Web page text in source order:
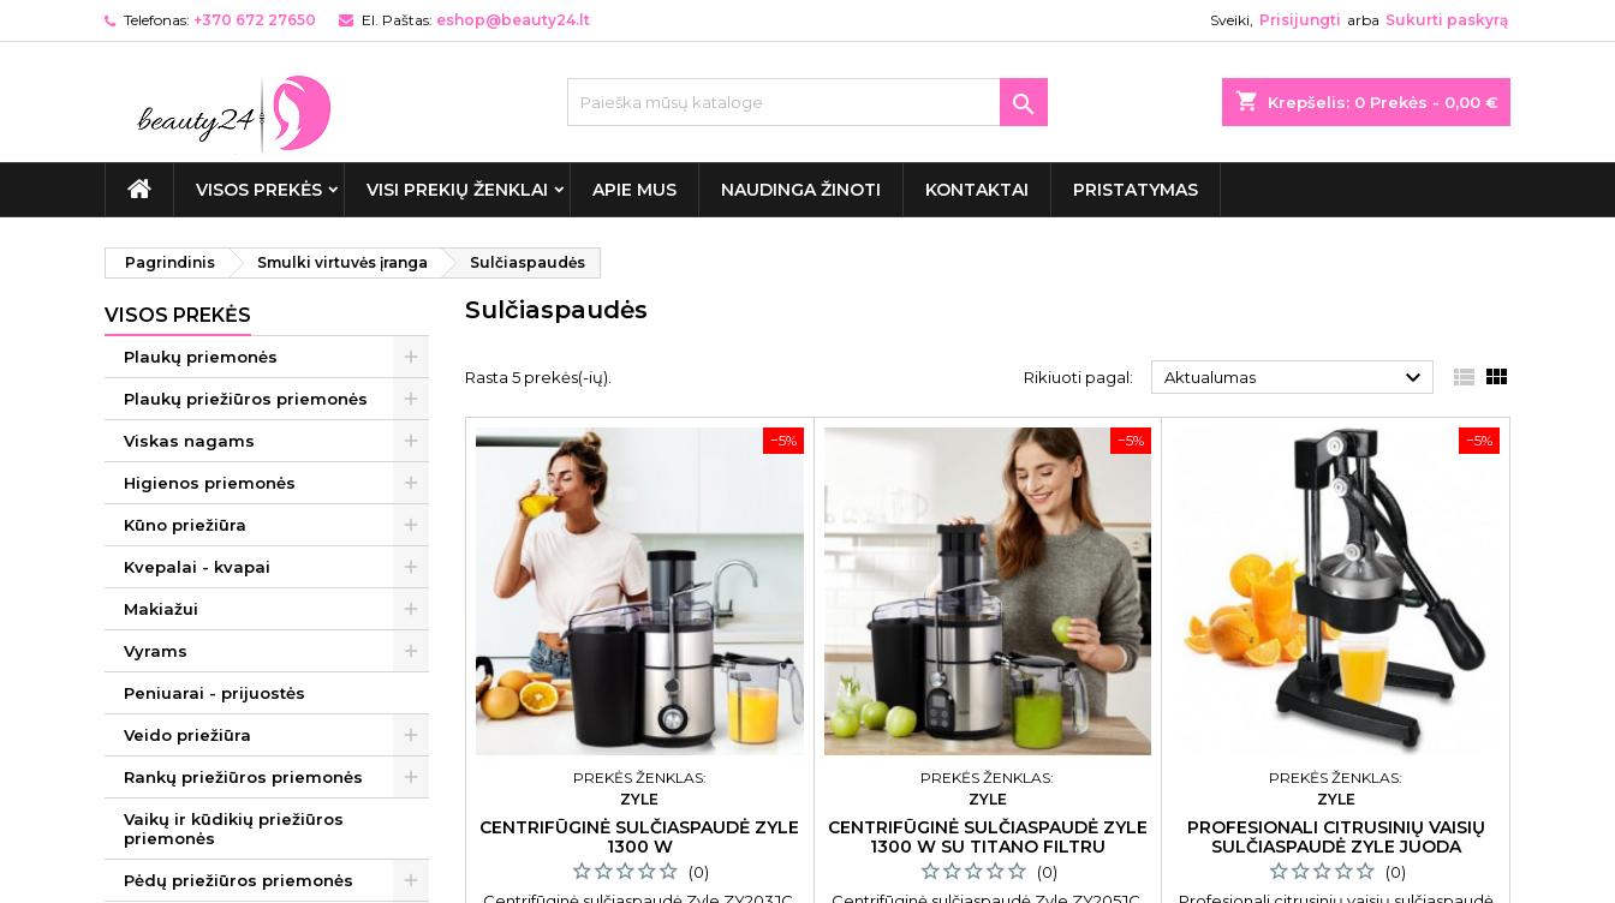
Telefonas: +370 672 27650 El. Paštas: eshop@beauty24.lt Sveiki, Prisijungti arba Sukurti paskyrą
shopping_cart Krepšelis: 0 Prekės - 0,00 €

VISOS PREKĖS VISI PREKIŲ ŽENKLAI APIE MUS NAUDINGA ŽINOTI KONTAKTAI PRISTATYMAS
Pagrindinis Smulki virtuvės įranga Sulčiaspaudės
VISOS PREKĖS
Plaukų priemonės
Plaukų priežiūros priemonės
Viskas nagams
Higienos priemonės
Kūno priežiūra
Kvepalai - kvapai
Makiažui
Vyrams
Peniuarai - prijuostės
Veido priežiūra
Rankų priežiūros priemonės
Vaikų ir kūdikių priežiūros
priemonės
Pėdų priežiūros priemonės
Sulčiaspaudės
Rasta 5 prekės(-ių). Rikiuoti pagal: Aktualumas   
−5%
PREKĖS ŽENKLAS:
ZYLE
CENTRIFŪGINĖ SULČIASPAUDĖ ZYLE
1300 W
(0)
−5%
PREKĖS ŽENKLAS:
ZYLE
CENTRIFŪGINĖ SULČIASPAUDĖ ZYLE
1300 W SU TITANO FILTRU
(0)
−5%
PREKĖS ŽENKLAS:
ZYLE
PROFESIONALI CITRUSINIŲ VAISIŲ
SULČIASPAUDĖ ZYLE JUODA
(0)